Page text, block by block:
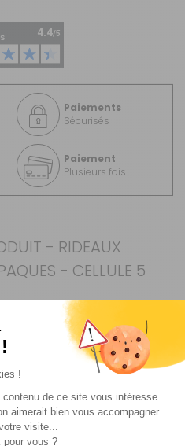
Paiements
Sécurisés
Paiement
Plusieurs fois
- RIDEAUX
- CELLULE 5
van
: